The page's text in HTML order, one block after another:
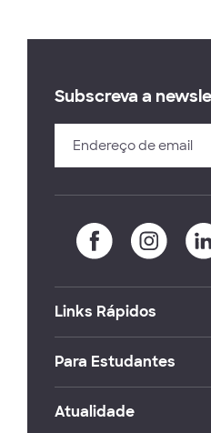
Subscreva a
Links Rápidos
Para Estudantes
Atualidade